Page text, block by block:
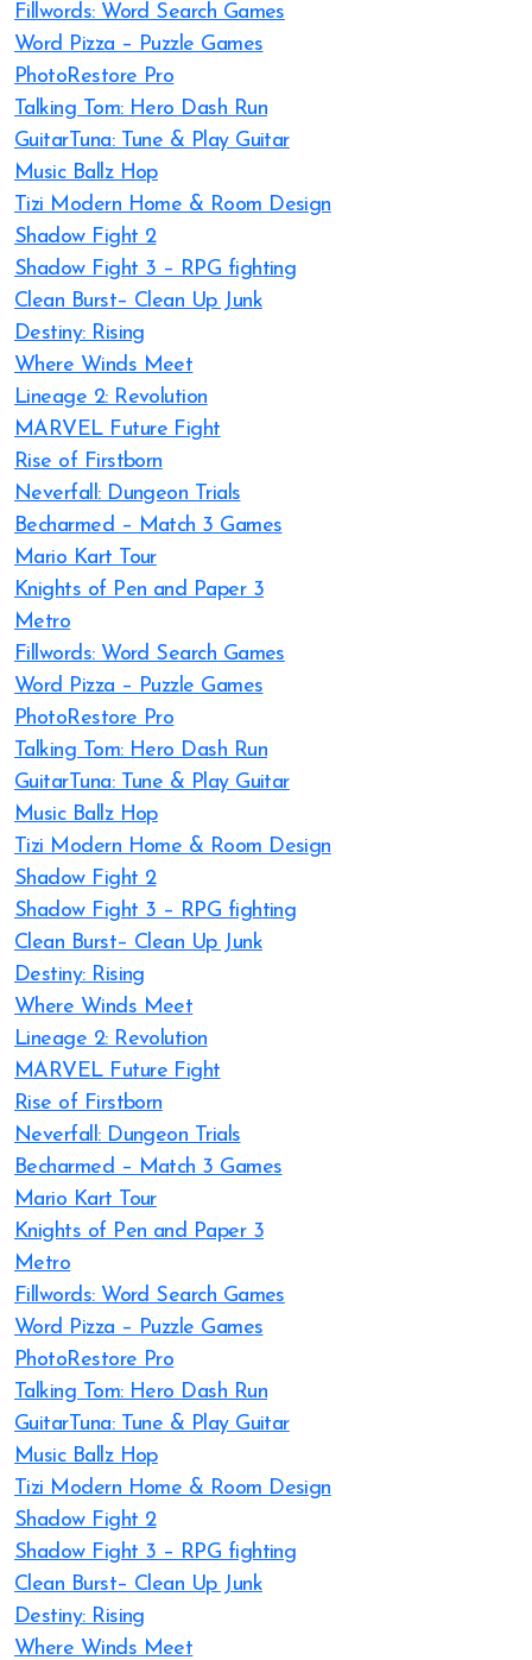
Fillwords: Word Search Games
Word Pizza – Puzzle Games
PhotoRestore Pro
Talking Tom: Hero Dash Run
GuitarTuna: Tune & Play Guitar
Music Ballz Hop
Tizi Modern Home & Room Design
Shadow Fight 2
Shadow Fight 3 – RPG fighting
Clean Burst– Clean Up Junk
Destiny: Rising
Where Winds Meet
Lineage 2: Revolution
MARVEL Future Fight
Rise of Firstborn
Neverfall: Dungeon Trials
Becharmed – Match 3 Games
Mario Kart Tour
Knights of Pen and Paper 3
Metro
Fillwords: Word Search Games
Word Pizza – Puzzle Games
PhotoRestore Pro
Talking Tom: Hero Dash Run
GuitarTuna: Tune & Play Guitar
Music Ballz Hop
Tizi Modern Home & Room Design
Shadow Fight 2
Shadow Fight 3 – RPG fighting
Clean Burst– Clean Up Junk
Destiny: Rising
Where Winds Meet
Lineage 2: Revolution
MARVEL Future Fight
Rise of Firstborn
Neverfall: Dungeon Trials
Becharmed – Match 3 Games
Mario Kart Tour
Knights of Pen and Paper 3
Metro
Fillwords: Word Search Games
Word Pizza – Puzzle Games
PhotoRestore Pro
Talking Tom: Hero Dash Run
GuitarTuna: Tune & Play Guitar
Music Ballz Hop
Tizi Modern Home & Room Design
Shadow Fight 2
Shadow Fight 3 – RPG fighting
Clean Burst– Clean Up Junk
Destiny: Rising
Where Winds Meet